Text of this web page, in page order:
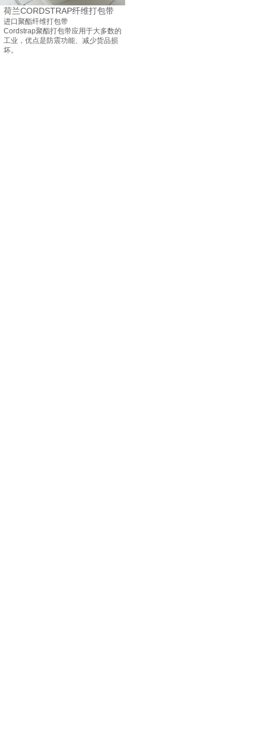
荷兰CORDSTRAP纤维打包带
进口聚酯纤维打包带
Cordstrap聚酯打包带应用于大多数的
工业，优点是防震功能、减少货品损
坏。